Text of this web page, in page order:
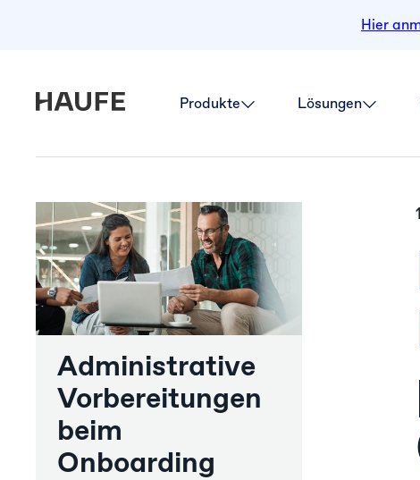
Hier
Produkte Lösungen
Administrative
Vorbereitungen
beim
Onboarding